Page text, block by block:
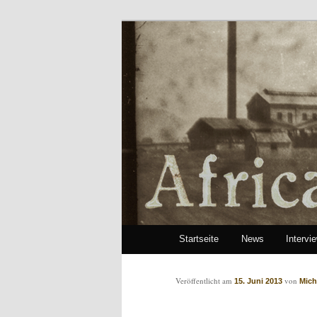
African Paper
Zum Inhalt wechseln
Zum sekundären Inhalt
Startseite News
Artikelnavigation
Veröffentlicht am 15. Juni 2013 von